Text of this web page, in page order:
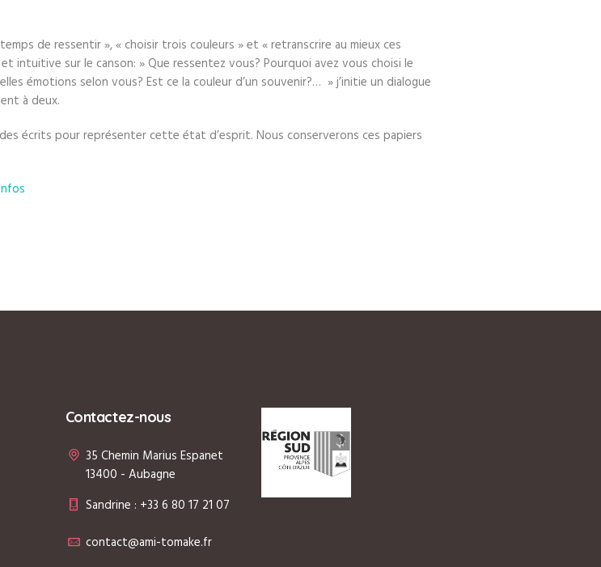
de ressentir », « choisir trois couleurs » et « retranscrire au mieux ces
intuitive sur le canson: » Que ressentez vous? Pourquoi avez vous choisi le
émotions selon vous? Est ce la couleur d’un souvenir?… » j’initie un dialogue
à deux.
écrits pour représenter cette état d’esprit. Nous conserverons ces papiers
Contactez-nous
35 Chemin Marius Espanet
13400 - Aubagne
Sandrine : +33 6 80 17 21 07
contact@ami-tomake.fr